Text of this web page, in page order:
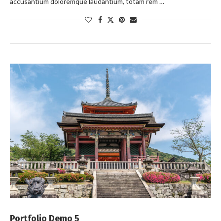
Portfolio Demo 5